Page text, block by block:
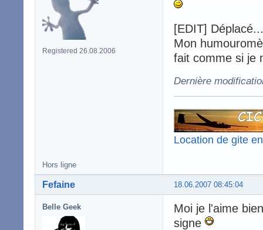
Registered 26.08.2006
[EDIT]
Mon
fait comme si je
Dernière
Location de gite
Hors ligne
18.06.2007 08:45:04
Fefaine
Belle Geek
Moi je l'aime
signe